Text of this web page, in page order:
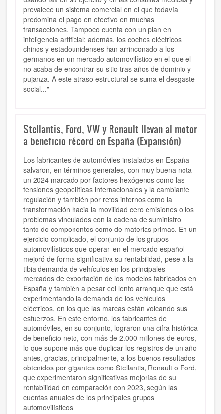
prevalece un sistema comercial en el que todavía
predomina el pago en efectivo en muchas
transacciones. Tampoco cuenta con un plan en
inteligencia artificial; además, los coches eléctricos
chinos y estadounidenses han arrinconado a los
germanos en un mercado automovilístico en el que el
no acaba de encontrar su sitio tras años de dominio y
pujanza. A este atraso estructural se suma el desgaste
social..."
Stellantis, Ford, VW y Renault llevan al motor
a beneficio récord en España (Expansión)
Los fabricantes de automóviles instalados en España
salvaron, en términos generales, con muy buena nota
un 2024 marcado por factores hexógenos como las
tensiones geopolíticas internacionales y la cambiante
regulación y también por retos internos como la
transformación hacia la movilidad cero emisiones o los
problemas vinculados con la cadena de suministro
tanto de componentes como de materias primas. En un
ejercicio complicado, el conjunto de los grupos
automovilísticos que operan en el mercado español
mejoró de forma significativa su rentabilidad, pese a la
tibia demanda de vehículos en los principales
mercados de exportación de los modelos fabricados en
España y también a pesar del lento arranque que está
experimentando la demanda de los vehículos
eléctricos, en los que las marcas están volcando sus
esfuerzos. En este entorno, los fabricantes de
automóviles, en su conjunto, lograron una cifra histórica
de beneficio neto, con más de 2.000 millones de euros,
lo que supone más que duplicar los registros de un año
antes, gracias, principalmente, a los buenos resultados
obtenidos por gigantes como Stellantis, Renault o Ford,
que experimentaron significativas mejorías de su
rentabilidad en comparación con 2023, según las
cuentas anuales de los principales grupos
automovilísticos.